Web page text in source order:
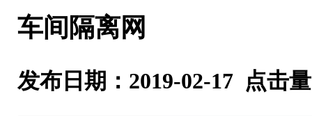
车间隔离网
发布日期：2019-02-17 点击